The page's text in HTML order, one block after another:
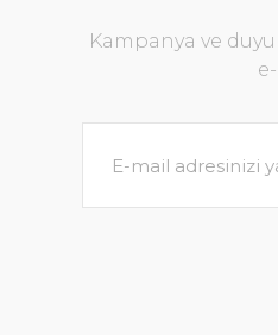
Kampanya ve